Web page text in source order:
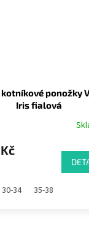
kotníkové ponožky
Iris fialová
30-34 35-38